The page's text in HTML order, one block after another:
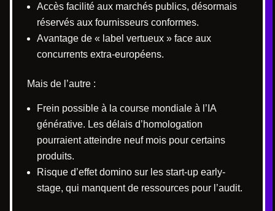
Accès facilité aux marchés publics, désormais
réservés aux fournisseurs conformes.
Avantage de « label vertueux » face aux
concurrents extra-européens.
Mais de l’autre :
Frein possible à la course mondiale à l’IA
générative. Les délais d’homologation
pourraient atteindre neuf mois pour certains
produits.
Risque d’effet domino sur les start-up early-
stage, qui manquent de ressources pour l’audit.